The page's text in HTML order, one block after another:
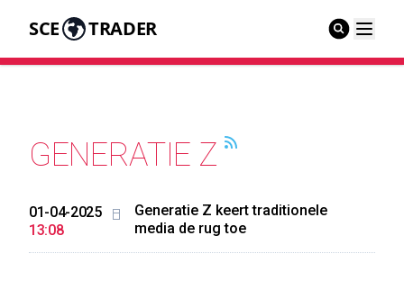
SCE TRADER
GENERATIE Z
01-04-2025
13:08
Generatie Z keert traditionele
media de rug toe